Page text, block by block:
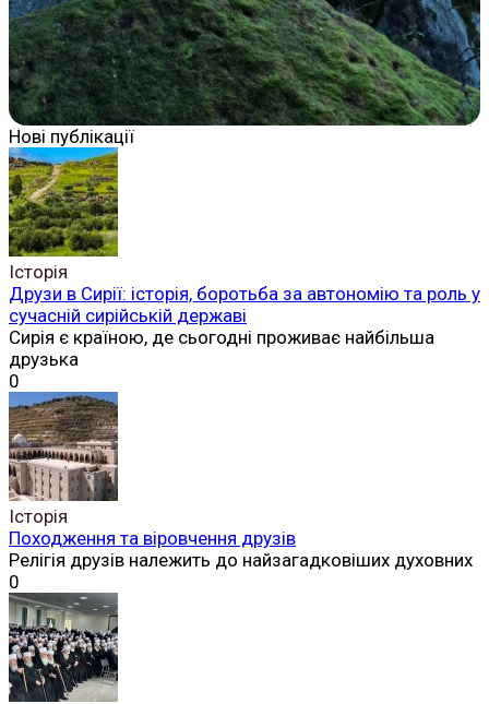
Нові публікації
Історія
Друзи в Сирії: історія, боротьба за автономію та роль у
сучасній сирійській державі
Сирія є країною, де сьогодні проживає найбільша
друзька
0
Історія
Походження та віровчення друзів
Релігія друзів належить до найзагадковіших духовних
0